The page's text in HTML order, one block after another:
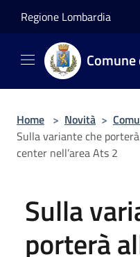
Regione Lombardia
Home > Novità >
Sulla variante che
center nell’area Ats 2
Sulla
porterà